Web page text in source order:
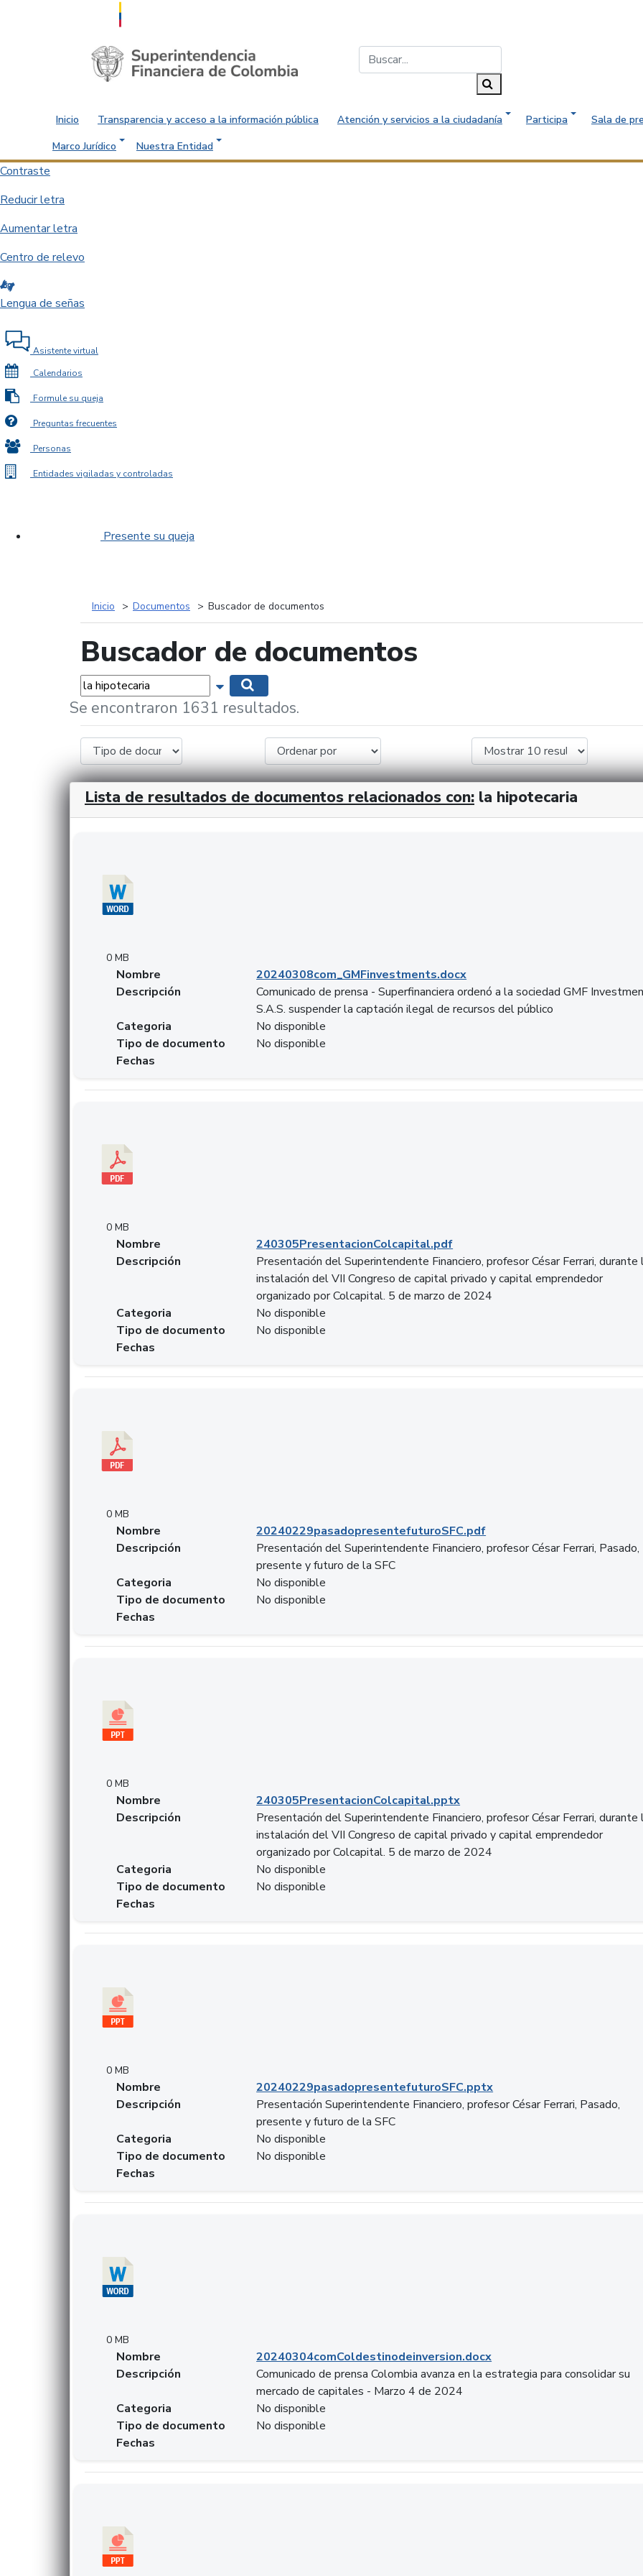
Saltar al contenido principal
Inicio Transparencia y acceso a la información pública Atención y servicios a la ciudadanía Participa
Sala de
Marco Jurídico
Nuestra Entidad
Contraste
Reducir letra
Aumentar letra
Centro de relevo
Lengua de señas
Asistente virtual
Calendarios
Formule su queja
Preguntas frecuentes
Personas
Entidades vigiladas y controladas
Presente su queja
Inicio Documentos Buscador de documentos
Buscador de documentos
Palabras... Mostrar opciones de búsqueda
Se encontraron 1631 resultados.
Lista de resultados de documentos relacionados con: la hipotecaria
0 MB
Nombre
20240308com_GMFinvestments.docx
Descripción
Comunicado de prensa - Superfinanciera ordenó a la sociedad GMF
S.A.S. suspender la captación ilegal de recursos del público
Categoria
No disponible
Tipo de documento
No disponible
Fechas
0 MB
Nombre
240305PresentacionColcapital.pdf
Descripción
Presentación del Superintendente Financiero, profesor César Ferrari, durante
instalación del VII Congreso de capital privado y capital emprendedor
organizado por Colcapital. 5 de marzo de 2024
Categoria
No disponible
Tipo de documento
No disponible
Fechas
0 MB
Nombre
20240229pasadopresentefuturoSFC.pdf
Descripción
Presentación del Superintendente Financiero, profesor César Ferrari, Pasado,
presente y futuro de la SFC
Categoria
No disponible
Tipo de documento
No disponible
Fechas
0 MB
Nombre
240305PresentacionColcapital.pptx
Descripción
Presentación del Superintendente Financiero, profesor César Ferrari, durante
instalación del VII Congreso de capital privado y capital emprendedor
organizado por Colcapital. 5 de marzo de 2024
Categoria
No disponible
Tipo de documento
No disponible
Fechas
0 MB
Nombre
20240229pasadopresentefuturoSFC.pptx
Descripción
Presentación Superintendente Financiero, profesor César Ferrari, Pasado,
presente y futuro de la SFC
Categoria
No disponible
Tipo de documento
No disponible
Fechas
0 MB
Nombre
20240304comColdestinodeinversion.docx
Descripción
Comunicado de prensa Colombia avanza en la estrategia para consolidar su
mercado de capitales - Marzo 4 de 2024
Categoria
No disponible
Tipo de documento
No disponible
Fechas